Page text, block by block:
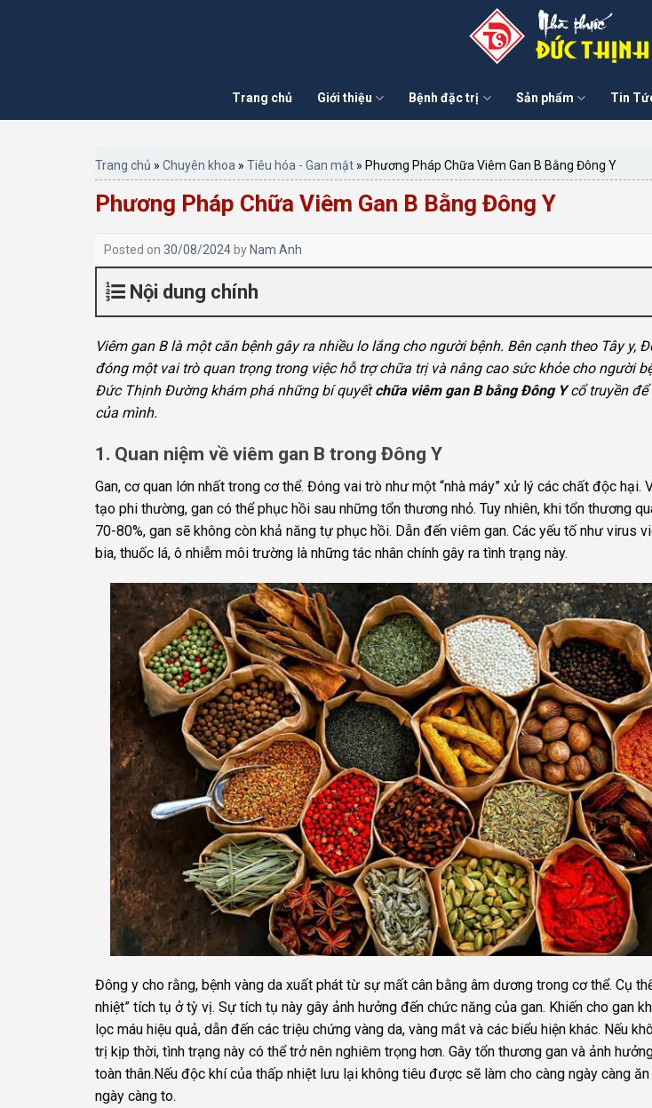
Trang chủ Giới thiệu Bệnh đặc trị Sản phẩm Tin
Trang chủ » Chuyên khoa » Tiêu hóa - Gan mật » Phương Pháp Chữa Viêm Gan B Bằng Đông Y
Phương Pháp Chữa Viêm Gan B Bằng Đông Y
Posted on 30/08/2024 by Nam Anh
Nội dung chính
Viêm gan B là một căn bệnh gây ra nhiều lo lắng cho người bệnh. Bên cạnh theo Tây y,
đóng một vai trò quan trọng trong việc hỗ trợ chữa trị và nâng cao sức khỏe cho người
Đức Thịnh Đường khám phá những bí quyếtchữa viêm gan B bằng Đông Ycổ truyền để
của mình.
1. Quan niệm về viêm gan B trong Đông Y
Gan, cơ quan lớn nhất trong cơ thể. Đóng vai trò như một “nhà máy” xử lý các chất độc hại.
tạo phi thường, gan có thể phục hồi sau những tổn thương nhỏ. Tuy nhiên, khi tổn thương
70-80%, gan sẽ không còn khả năng tự phục hồi. Dẫn đến viêm gan. Các yếu tố như virus
bia, thuốc lá, ô nhiễm môi trường là những tác nhân chính gây ra tình trạng này.
Đông y cho rằng, bệnh vàng da xuất phát từ sự mất cân bằng âm dương trong cơ thể. Cụ
nhiệt” tích tụ ở tỳ vị. Sự tích tụ này gây ảnh hưởng đến chức năng của gan. Khiến cho gan
lọc máu hiệu quả, dẫn đến các triệu chứng vàng da, vàng mắt và các biểu hiện khác. Nếu
trị kịp thời, tình trạng này có thể trở nên nghiêm trọng hơn. Gây tổn thương gan và ảnh
toàn thân.Nếu độc khí của thấp nhiệt lưu lại không tiêu được sẽ làm cho càng ngày càng ăn
ngày càng to.